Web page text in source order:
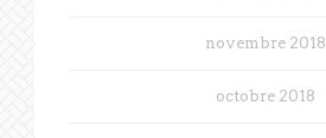
novembre 2018
octobre 2018